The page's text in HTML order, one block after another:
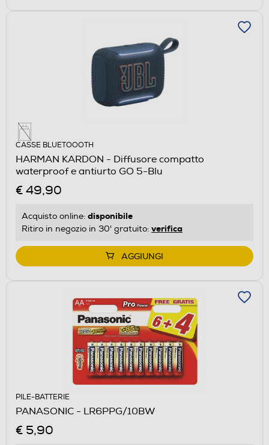
CASSE BLUETOOOTH
HARMAN KARDON - Diffusore compatto
waterproof e antiurto GO 5-Blu
€ 49,90
Acquisto online: disponibile
Ritiro in negozio in 30' gratuito: verifica
AGGIUNGI
PILE-BATTERIE
PANASONIC - LR6PPG/10BW
€ 5,90